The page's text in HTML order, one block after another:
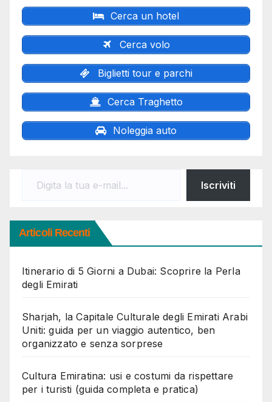
Cerca un hotel
Cerca volo
Biglietti tour e parchi
Cerca Traghetto
Noleggia auto
Iscriviti
Articoli Recenti
Itinerario di 5 Giorni a Dubai: Scoprire la Perla
degli Emirati
Sharjah, la Capitale Culturale degli Emirati Arabi
Uniti: guida per un viaggio autentico, ben
organizzato e senza sorprese
Cultura Emiratina: usi e costumi da rispettare
per i turisti (guida completa e pratica)